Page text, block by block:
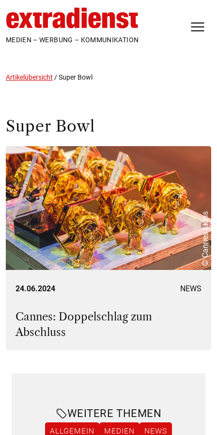
MEDIEN – WERBUNG – KOMMUNIKATION
Artikelübersicht /Super Bowl
Super Bowl
© Cannes Lions
24.06.2024 NEWS
Cannes: Doppelschlag zum
Abschluss
WEITERE THEMEN
ALLGEMEIN MEDIEN NEWS